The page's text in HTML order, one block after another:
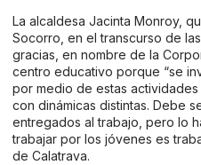
La alcaldesa Jacinta Monroy,
Socorro, en el transcurso de
gracias, en nombre de la
centro educativo porque “se
por medio de estas
con dinámicas distintas. Debe
entregados al trabajo, pero lo
trabajar por los jóvenes es
de Calatrava.